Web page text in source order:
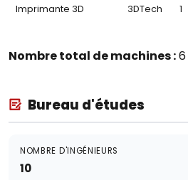
Imprimante 3D 3DTech 1
Nombre total de machines :6
Bureau d'études
NOMBRE D'INGÉNIEURS
10